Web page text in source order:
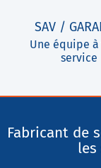
SAV /
Une équipe
service
Fabricant de
les